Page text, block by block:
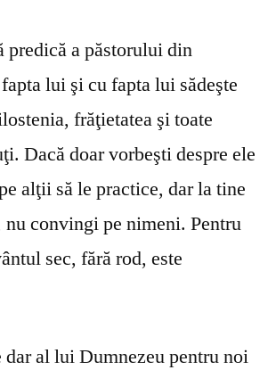
predică a păstorului din
lui şi cu fapta lui sădeşte
frăţietatea şi toate
Dacă doar vorbeşti despre ele
alţii să le practice, dar la tine
nu convingi pe nimeni. Pentru
sec, fără rod, este
dar al lui Dumnezeu pentru noi